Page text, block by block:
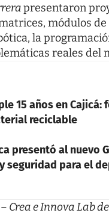
presentaron
módulos
la
reales del
15 años en Cajicá:
reciclable
presentó al nuevo
seguridad para el
– Crea e Innova Lab